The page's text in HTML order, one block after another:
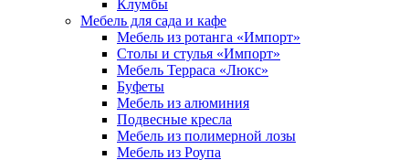
Клумбы
Мебель для сада и кафе
Мебель из ротанга «Импорт»
Столы и стулья «Импорт»
Мебель Терраса «Люкс»
Буфеты
Мебель из алюминия
Подвесные кресла
Мебель из полимерной лозы
Мебель из Роупа